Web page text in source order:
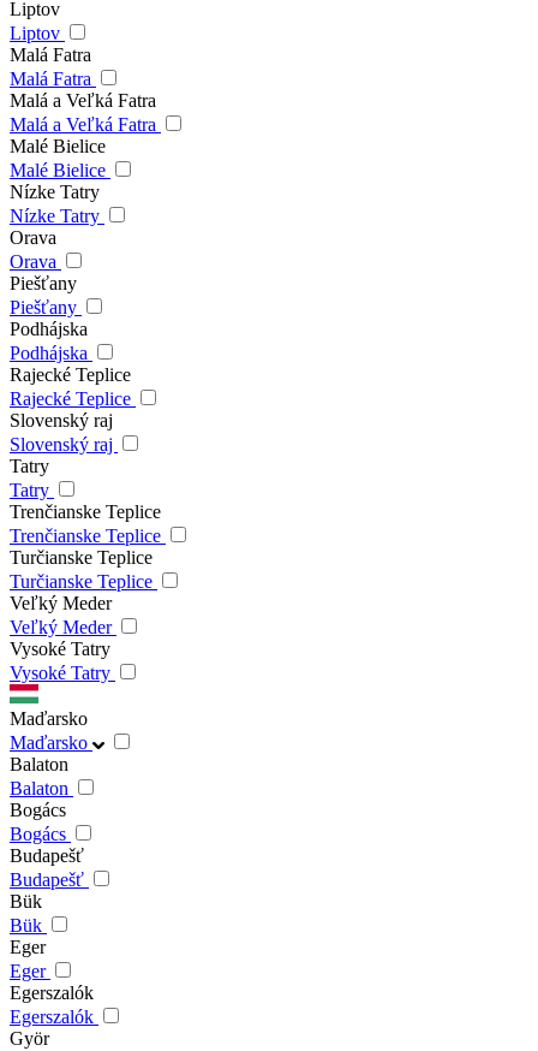
Liptov
Liptov
Malá Fatra
Malá Fatra
Malá a Veľká Fatra
Malá a Veľká Fatra
Malé Bielice
Malé Bielice
Nízke Tatry
Nízke Tatry
Orava
Orava
Piešťany
Piešťany
Podhájska
Podhájska
Rajecké Teplice
Rajecké Teplice
Slovenský raj
Slovenský raj
Tatry
Tatry
Trenčianske Teplice
Trenčianske Teplice
Turčianske Teplice
Turčianske Teplice
Veľký Meder
Veľký Meder
Vysoké Tatry
Vysoké Tatry
Maďarsko
Maďarsko
Balaton
Balaton
Bogács
Bogács
Budapešť
Budapešť
Bük
Bük
Eger
Eger
Egerszalók
Egerszalók
Györ